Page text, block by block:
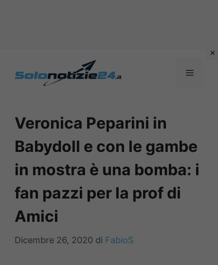
MENU
Veronica Peparini in
Babydoll e con le gambe
in mostra è una bomba: i
fan pazzi per la prof di
Amici
Dicembre 26, 2020 di FabioS